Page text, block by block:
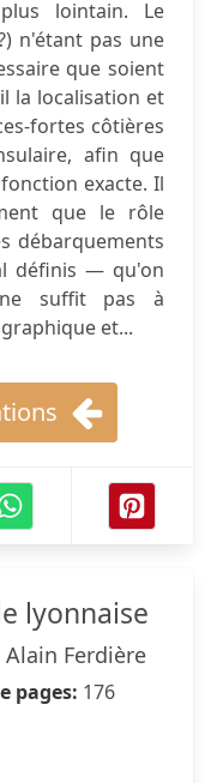
lointain. Le
n'étant pas une
que soient
la localisation et
fortes côtières
afin que
exacte. Il
que le rôle
débarquements
définis — qu'on
suffit pas à
et...
lyonnaise
Alain Ferdière
pages: 176